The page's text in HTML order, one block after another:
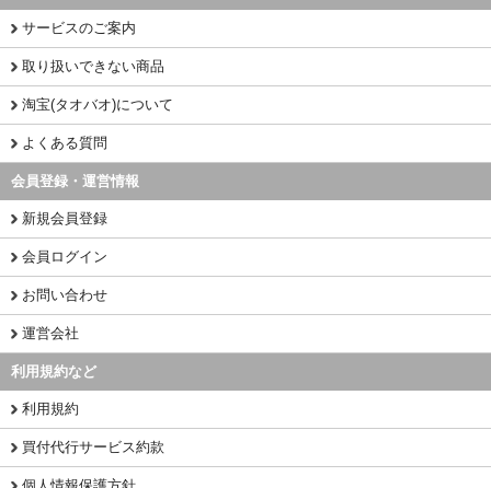
サービスのご案内
取り扱いできない商品
淘宝(タオバオ)について
よくある質問
会員登録・運営情報
新規会員登録
会員ログイン
お問い合わせ
運営会社
利用規約など
利用規約
買付代行サービス約款